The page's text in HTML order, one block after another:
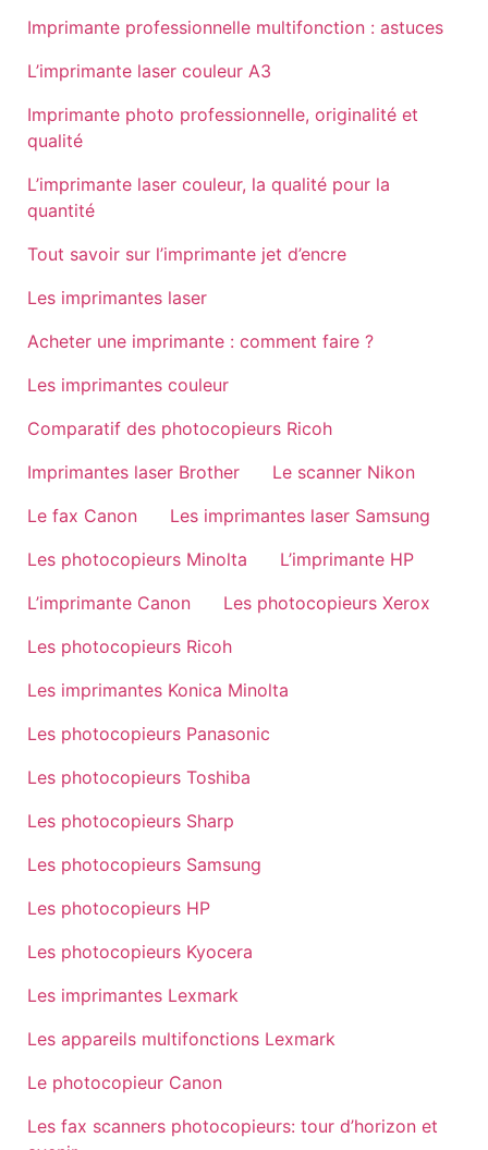
Imprimante professionnelle multifonction : astuces
L’imprimante laser couleur A3
Imprimante photo professionnelle, originalité et
qualité
L’imprimante laser couleur, la qualité pour la
quantité
Tout savoir sur l’imprimante jet d’encre
Les imprimantes laser
Acheter une imprimante : comment faire ?
Les imprimantes couleur
Comparatif des photocopieurs Ricoh
Imprimantes laser Brother
Le scanner Nikon
Le fax Canon
Les imprimantes laser Samsung
Les photocopieurs Minolta
L’imprimante HP
L’imprimante Canon
Les photocopieurs Xerox
Les photocopieurs Ricoh
Les imprimantes Konica Minolta
Les photocopieurs Panasonic
Les photocopieurs Toshiba
Les photocopieurs Sharp
Les photocopieurs Samsung
Les photocopieurs HP
Les photocopieurs Kyocera
Les imprimantes Lexmark
Les appareils multifonctions Lexmark
Le photocopieur Canon
Les fax scanners photocopieurs: tour d’horizon et